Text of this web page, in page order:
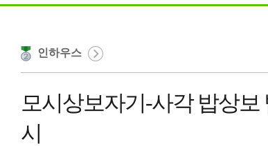
인하우스
모시상보자기-사각 밥상보
시